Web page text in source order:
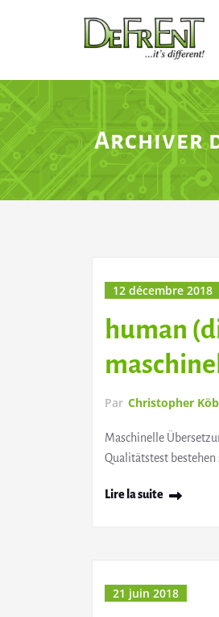
Archiver
12 décembre 2018
human
Par Christopher
Maschinelle
Qualitätstest bestehen
Lire la suite
21 juin 2018